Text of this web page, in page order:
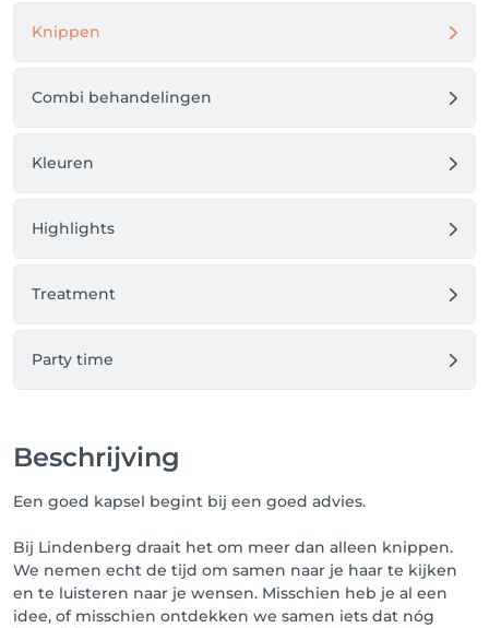
Knippen
Combi behandelingen
Kleuren
Highlights
Treatment
Party time
Beschrijving
Een goed kapsel begint bij een goed advies.
Bij Lindenberg draait het om meer dan alleen knippen.
We nemen echt de tijd om samen naar je haar te kijken
en te luisteren naar je wensen. Misschien heb je al een
idee, of misschien ontdekken we samen iets dat nóg